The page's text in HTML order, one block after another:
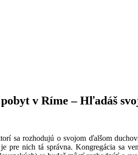
v Ríme – Hľadáš
sa rozhodujú o svojom ďalšom
pre nich tá správna. Kongregácia sa